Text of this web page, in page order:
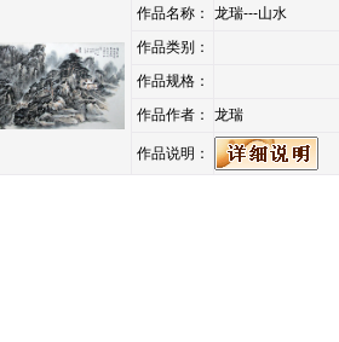
作品名称：
龙瑞---山水
作品类别：
作品规格：
作品作者：
龙瑞
作品说明：